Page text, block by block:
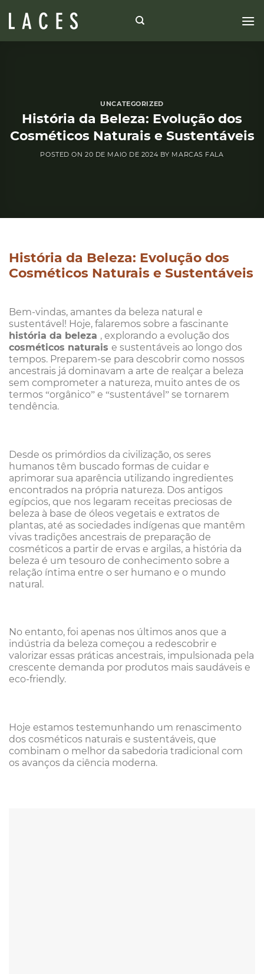
UNCATEGORIZED
História da Beleza: Evolução dos
Cosméticos Naturais e Sustentáveis
POSTED ON20 DE MAIO DE 2024 BY MARCAS FALA
História da Beleza: Evolução dos
Cosméticos Naturais e Sustentáveis
Bem-vindas, amantes da beleza natural e
sustentável! Hoje, falaremos sobre a fascinante
história da beleza , explorando a evolução dos
cosméticos naturais e sustentáveis ao longo dos
tempos. Preparem-se para descobrir como nossos
ancestrais já dominavam a arte de realçar a beleza
sem comprometer a natureza, muito antes de os
termos “orgânico” e “sustentável” se tornarem
tendência.
Desde os primórdios da civilização, os seres
humanos têm buscado formas de cuidar e
aprimorar sua aparência utilizando ingredientes
encontrados na própria natureza. Dos antigos
egípcios, que nos legaram receitas preciosas de
beleza à base de óleos vegetais e extratos de
plantas, até as sociedades indígenas que mantêm
vivas tradições ancestrais de preparação de
cosméticos a partir de ervas e argilas, a história da
beleza é um tesouro de conhecimento sobre a
relação íntima entre o ser humano e o mundo
natural.
No entanto, foi apenas nos últimos anos que a
indústria da beleza começou a redescobrir e
valorizar essas práticas ancestrais, impulsionada pela
crescente demanda por produtos mais saudáveis e
eco-friendly.
Hoje estamos testemunhando um renascimento
dos cosméticos naturais e sustentáveis, que
combinam o melhor da sabedoria tradicional com
os avanços da ciência moderna.